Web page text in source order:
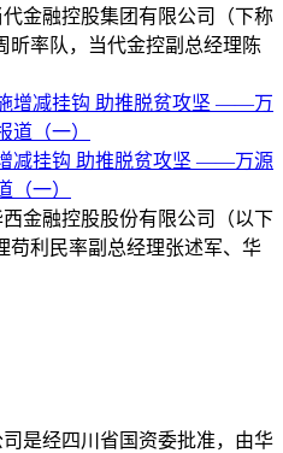
代金融控股集团有限公司（下称
昕率队，当代金控副总经理陈
减挂钩 助推脱贫攻坚 ——万源
（一）
西金融控股股份有限公司（以下
苟利民率副总经理张述军、华
是经四川省国资委批准，由华